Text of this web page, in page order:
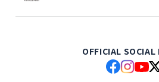
OFFICIAL SOCIAL